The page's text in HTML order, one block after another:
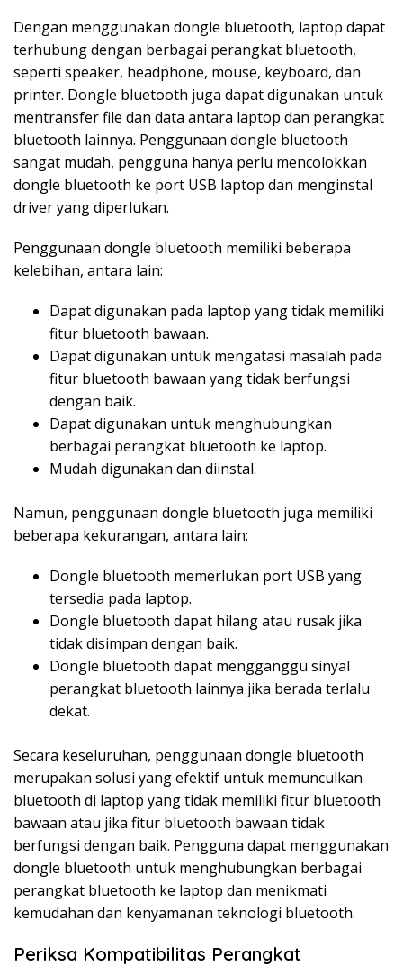
Dengan menggunakan dongle bluetooth, laptop dapat
terhubung dengan berbagai perangkat bluetooth,
seperti speaker, headphone, mouse, keyboard, dan
printer. Dongle bluetooth juga dapat digunakan untuk
mentransfer file dan data antara laptop dan perangkat
bluetooth lainnya. Penggunaan dongle bluetooth
sangat mudah, pengguna hanya perlu mencolokkan
dongle bluetooth ke port USB laptop dan menginstal
driver yang diperlukan.
Penggunaan dongle bluetooth memiliki beberapa
kelebihan, antara lain:
Dapat digunakan pada laptop yang tidak memiliki
fitur bluetooth bawaan.
Dapat digunakan untuk mengatasi masalah pada
fitur bluetooth bawaan yang tidak berfungsi
dengan baik.
Dapat digunakan untuk menghubungkan
berbagai perangkat bluetooth ke laptop.
Mudah digunakan dan diinstal.
Namun, penggunaan dongle bluetooth juga memiliki
beberapa kekurangan, antara lain:
Dongle bluetooth memerlukan port USB yang
tersedia pada laptop.
Dongle bluetooth dapat hilang atau rusak jika
tidak disimpan dengan baik.
Dongle bluetooth dapat mengganggu sinyal
perangkat bluetooth lainnya jika berada terlalu
dekat.
Secara keseluruhan, penggunaan dongle bluetooth
merupakan solusi yang efektif untuk memunculkan
bluetooth di laptop yang tidak memiliki fitur bluetooth
bawaan atau jika fitur bluetooth bawaan tidak
berfungsi dengan baik. Pengguna dapat menggunakan
dongle bluetooth untuk menghubungkan berbagai
perangkat bluetooth ke laptop dan menikmati
kemudahan dan kenyamanan teknologi bluetooth.
Periksa Kompatibilitas Perangkat